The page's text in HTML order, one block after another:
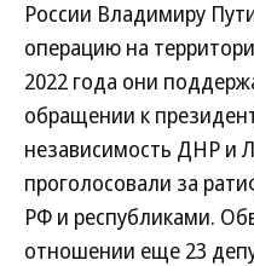
России Владимиру
операцию на
2022 года они
обращении к
независимость ДНР и
проголосовали за
РФ и республиками.
отношении еще 23